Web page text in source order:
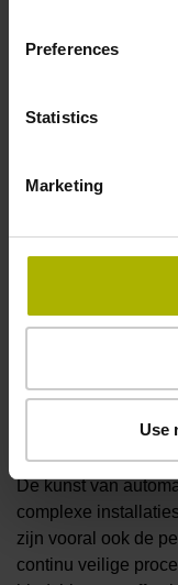
Preferences
Statistics
Marketing
Use
Oplossingen
De kunst van
complexe
zijn vooral ook de
continu veilige